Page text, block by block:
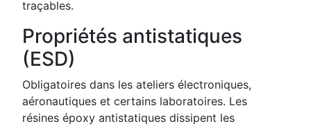
traçables.
Propriétés antistatiques
(ESD)
Obligatoires dans les ateliers électroniques,
aéronautiques et certains laboratoires. Les
résines époxy antistatiques dissipent les